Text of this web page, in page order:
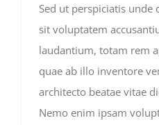
Sed ut perspiciatis
sit voluptatem
laudantium, totam rem
quae ab illo inventore
architecto beatae vitae
Nemo enim ipsam